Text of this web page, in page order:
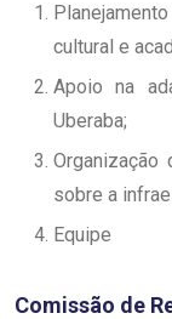
cultural e
Apoio na
Uberaba;
sobre a
Equipe
Comissão de